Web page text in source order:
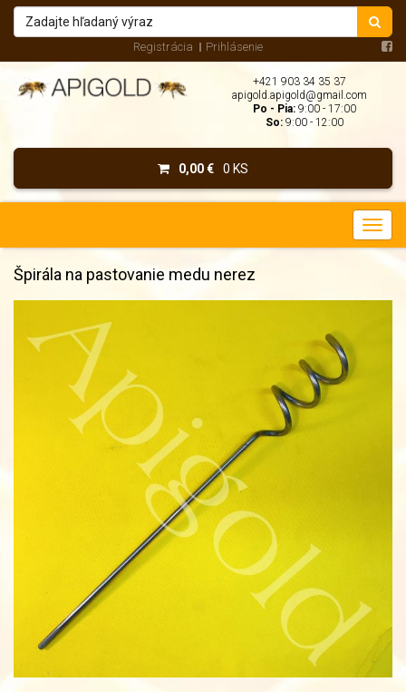
Registrácia Prihlásenie
+421 903 34 35 37
apigold.apigold@gmail.com
Po - Pia: 9:00 - 17:00
So: 9:00 - 12:00
0,00 € 0 KS
Špirála na pastovanie medu nerez